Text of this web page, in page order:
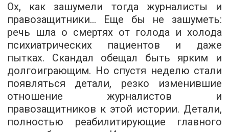
Ох, как зашумели тогда журналисты и
правозащитники… Еще бы не зашуметь:
речь шла о смертях от голода и холода
психиатрических пациентов и даже
пытках. Скандал обещал быть ярким и
долгоиграющим. Но спустя неделю стали
появляться детали, резко изменившие
отношение журналистов и
правозащитников к этой истории. Детали,
полностью реабилитирующие главного